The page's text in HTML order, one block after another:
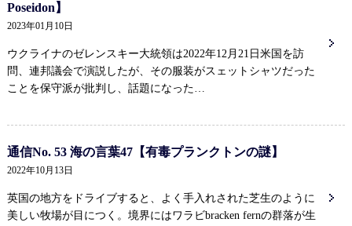
Poseidon】
2023年01月10日
ウクライナのゼレンスキー大統領は2022年12月21日米国を訪
問、連邦議会で演説したが、その服装がスェットシャツだった
ことを保守派が批判し、話題になった…
通信No. 53 海の言葉47【有毒プランクトンの謎】
2022年10月13日
英国の地方をドライブすると、よく手入れされた芝生のように
美しい牧場が目につく。境界にはワラビbracken fernの群落が生